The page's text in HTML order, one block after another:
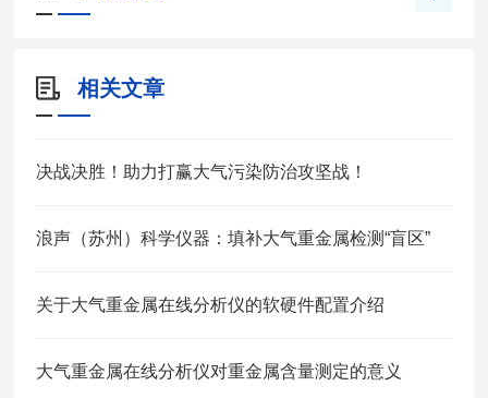
相关文章
决战决胜！助力打赢大气污染防治攻坚战！
浪声（苏州）科学仪器：填补大气重金属检测“盲区”
关于大气重金属在线分析仪的软硬件配置介绍
大气重金属在线分析仪对重金属含量测定的意义